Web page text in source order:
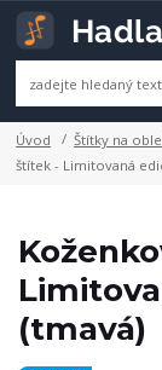
Úvod Štítky na
štítek - Limitovaná
(tmavá)